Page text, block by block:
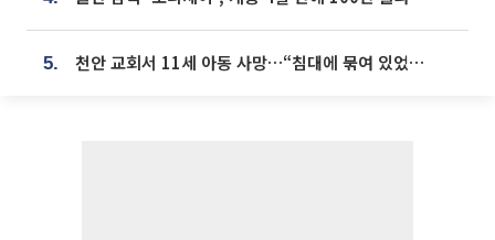
5. 천안 교회서 11세 아동 사망…“침대에 묶여 있었다” 진술 확보